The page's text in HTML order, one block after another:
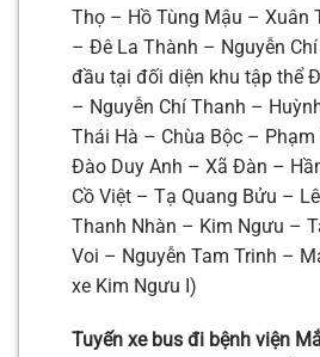
Thọ – Hồ Tùng Mậu – Xuân
– Đê La Thành – Nguyễn
đầu tại đối diện khu tập thể
– Nguyễn Chí Thanh –
Thái Hà – Chùa Bộc –
Đào Duy Anh – Xã Đàn –
Cồ Việt – Tạ Quang Bửu –
Thanh Nhàn – Kim Ngưu –
Voi – Nguyễn Tam Trinh –
xe Kim Ngưu I)
Tuyến xe bus đi bệnh viện